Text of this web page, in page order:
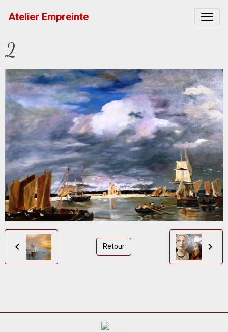
Atelier Empreinte
2
Retour